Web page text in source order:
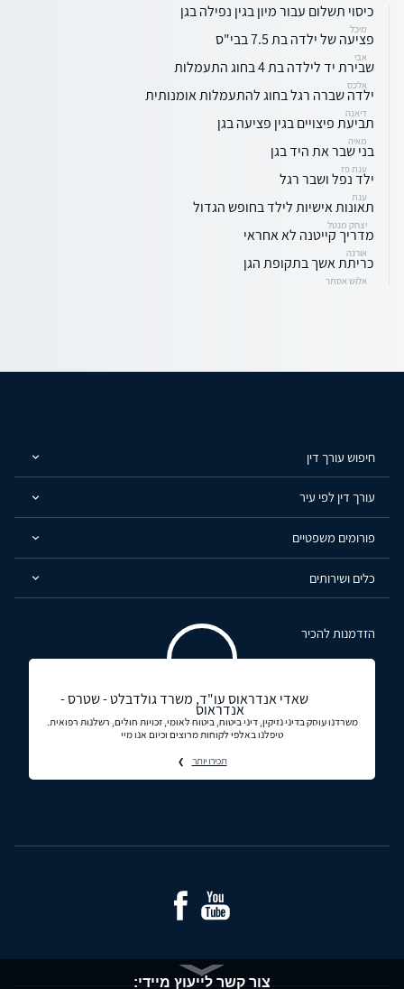
כיסוי תשלום עבור מיון בגין נפילה בגן
מיכל
פציעה של ילדה בת 7.5 בבי"ס
אבי
שבירת יד לילדה בת 4 בחוג התעמלות
אלכס
ילדה שברה רגל בחוג להתעמלות אומנותית
דיאנה
תביעת פיצויים בגין פציעה בגן
מאיה
בני שבר את היד בגן
ענת פז
ילד נפל ושבר רגל
ענת
תאונות אישיות לילד בחופש הגדול
יצחק מנטל
מדריך קייטנה לא אחראי
אורנה
כריתת אשך בתקופת הגן
אלוש אסתר
חיפוש עורך דין
עורך דין לפי עיר
פורומים משפטיים
כלים ושירותים
הזדמנות להכיר
שאדי אנדראוס עו"ד, משרד גולדבלט - שטרס -
אנדראוס
משרדנו עוסק בדיני נזיקין, דיני ביטוח, ביטוח לאומי, זכויות חולים, רשלנות רפואית.
טיפלנו באלפי לקוחות מרוצים וכיום אנו מיי
תכירו יותר
צור קשר לייעוץ מיידי: